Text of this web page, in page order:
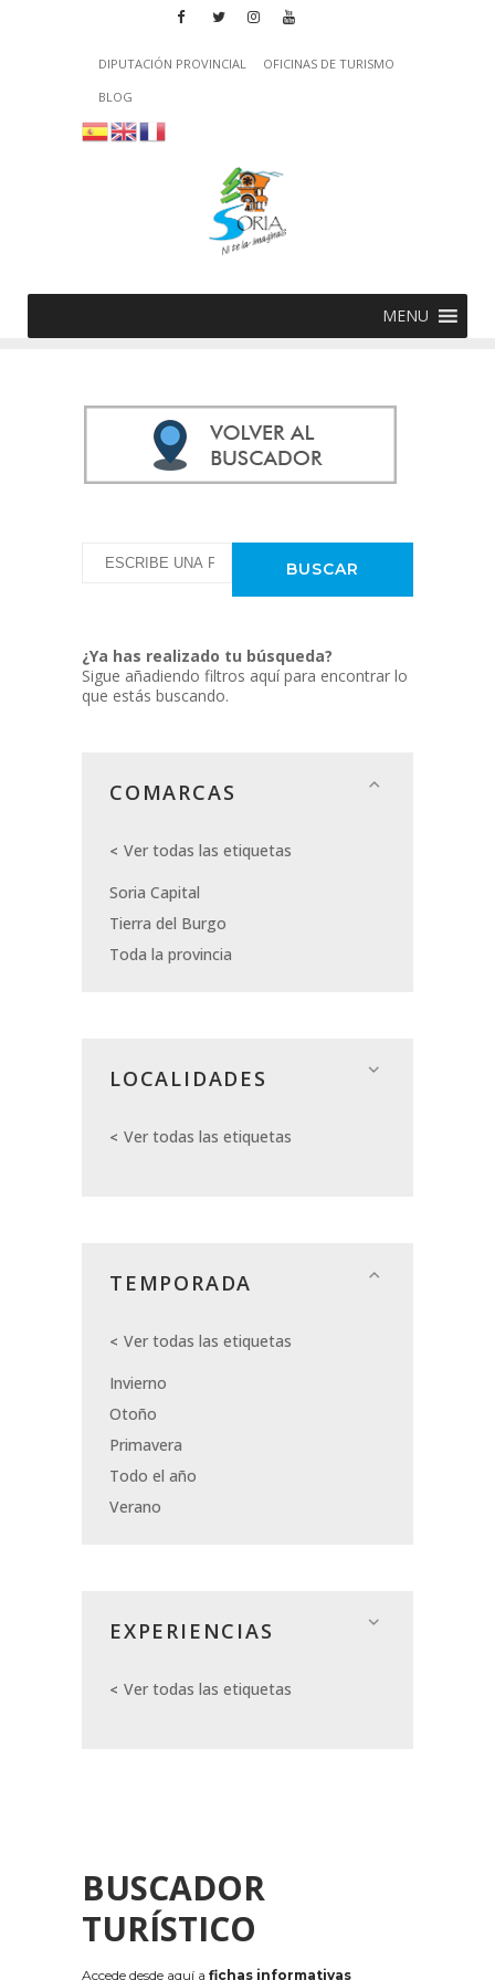
DIPUTACIÓN PROVINCIAL
OFICINAS DE TURISMO
BLOG
MENU
¿Ya has realizado tu búsqueda?
Sigue añadiendo filtros aquí para encontrar lo
que estás buscando.
COMARCAS
Ver todas las etiquetas
Soria Capital
Tierra del Burgo
Toda la provincia
LOCALIDADES
Ver todas las etiquetas
TEMPORADA
Ver todas las etiquetas
Invierno
Otoño
Primavera
Todo el año
Verano
EXPERIENCIAS
Ver todas las etiquetas
BUSCADOR
TURÍSTICO
Accede desde aquí a fichas informativas